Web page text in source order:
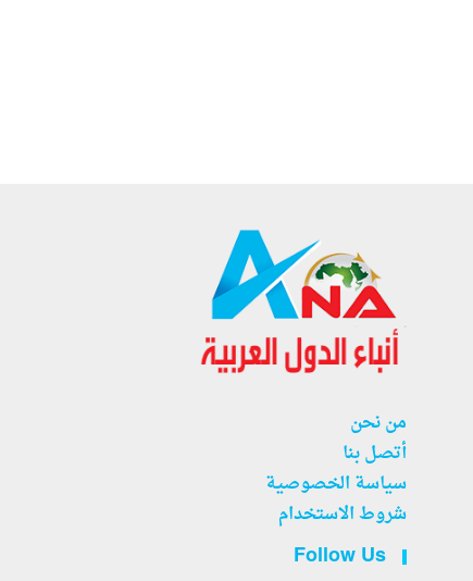
من نحن
أتصل بنا
سياسة الخصوصية
شروط الاستخدام
Follow Us